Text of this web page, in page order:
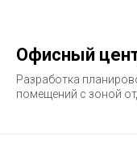
Офисный
Разработка
помещений с зоной